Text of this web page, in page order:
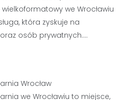
wielkoformatowy we Wrocławiu
która zyskuje na
osób prywatnych.…
Wrocław
we Wrocławiu to miejsce,